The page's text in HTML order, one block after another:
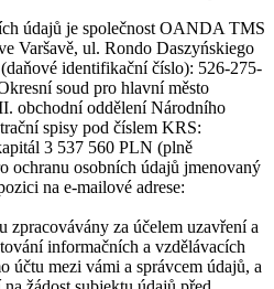
údajů je společnost OANDA TMS
Varšavě, ul. Rondo Daszyńskiego
identifikační číslo): 526-275-
soud pro hlavní město
obchodní oddělení Národního
spisy pod číslem KRS:
3 537 560 PLN (plně
ochranu osobních údajů jmenovaný
na e-mailové adrese:
zpracovávány za účelem uzavření a
informačních a vzdělávacích
účtu mezi vámi a správcem údajů, a